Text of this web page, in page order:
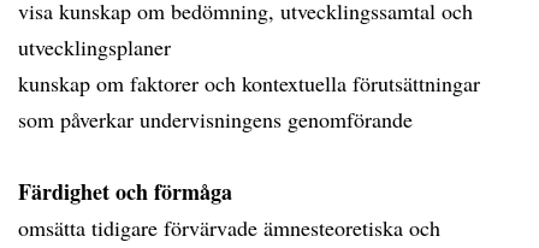
visa kunskap om bedömning, utvecklingssamtal och
utvecklingsplaner
kunskap om faktorer och kontextuella förutsättningar
som påverkar undervisningens genomförande
Färdighet och förmåga
omsätta tidigare förvärvade ämnesteoretiska och